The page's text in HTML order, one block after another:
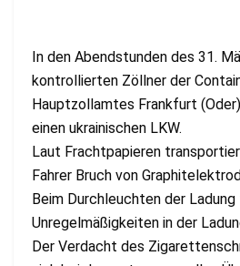
In den Abendstunden des 31.
kontrollierten Zöllner der
Hauptzollamtes Frankfurt
einen ukrainischen LKW.
Laut Frachtpapieren
Fahrer Bruch von
Beim Durchleuchten der
Unregelmäßigkeiten in der
Der Verdacht des